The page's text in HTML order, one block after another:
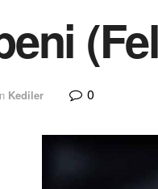
Kediler 0